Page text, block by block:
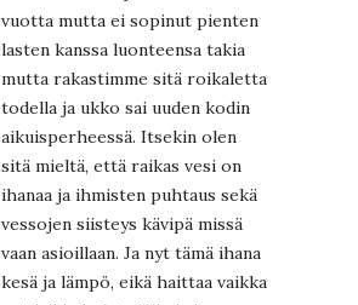
vuotta mutta ei sopinut pienten
lasten kanssa luonteensa takia
mutta rakastimme sitä roikaletta
todella ja ukko sai uuden kodin
aikuisperheessä. Itsekin olen
sitä mieltä, että raikas vesi on
ihanaa ja ihmisten puhtaus sekä
vessojen siisteys kävipä missä
vaan asioillaan. Ja nyt tämä ihana
kesä ja lämpö, eikä haittaa vaikka